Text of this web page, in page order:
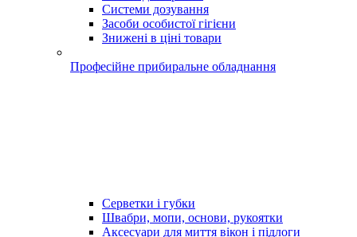
Системи дозування
Засоби особистої гігієни
Знижені в ціні товари
Професійне прибиральне обладнання
Серветки і губки
Швабри, мопи, основи, рукоятки
Аксесуари для миття вікон і підлоги